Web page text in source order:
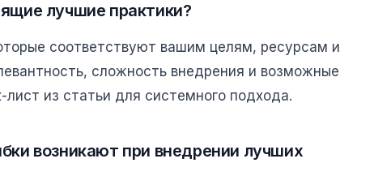
лучшие практики?
соответствуют вашим целям, ресурсам и
сложность внедрения и возможные
лист из статьи для системного подхода.
возникают при внедрении лучших